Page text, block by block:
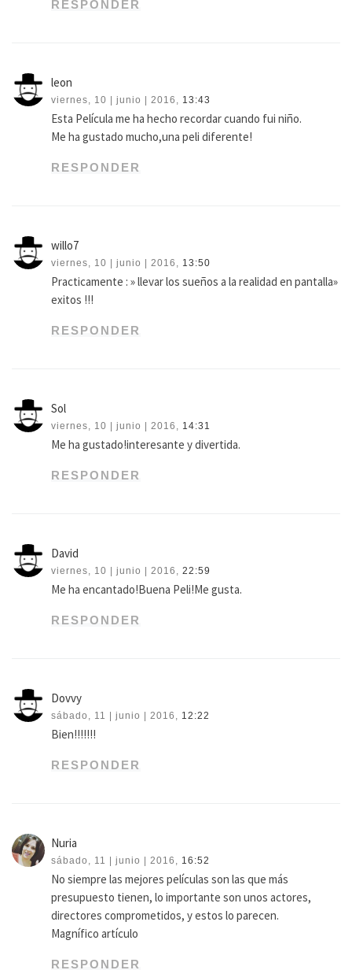
RESPONDER
leon
viernes, 10 | junio | 2016, 13:43
Esta Película me ha hecho recordar cuando fui niño.
Me ha gustado mucho,una peli diferente!
RESPONDER
willo7
viernes, 10 | junio | 2016, 13:50
Practicamente : » llevar los sueños a la realidad en pantalla»
exitos !!!
RESPONDER
Sol
viernes, 10 | junio | 2016, 14:31
Me ha gustado!interesante y divertida.
RESPONDER
David
viernes, 10 | junio | 2016, 22:59
Me ha encantado!Buena Peli!Me gusta.
RESPONDER
Dovvy
sábado, 11 | junio | 2016, 12:22
Bien!!!!!!!
RESPONDER
Nuria
sábado, 11 | junio | 2016, 16:52
No siempre las mejores películas son las que más
presupuesto tienen, lo importante son unos actores,
directores comprometidos, y estos lo parecen.
Magnífico artículo
RESPONDER